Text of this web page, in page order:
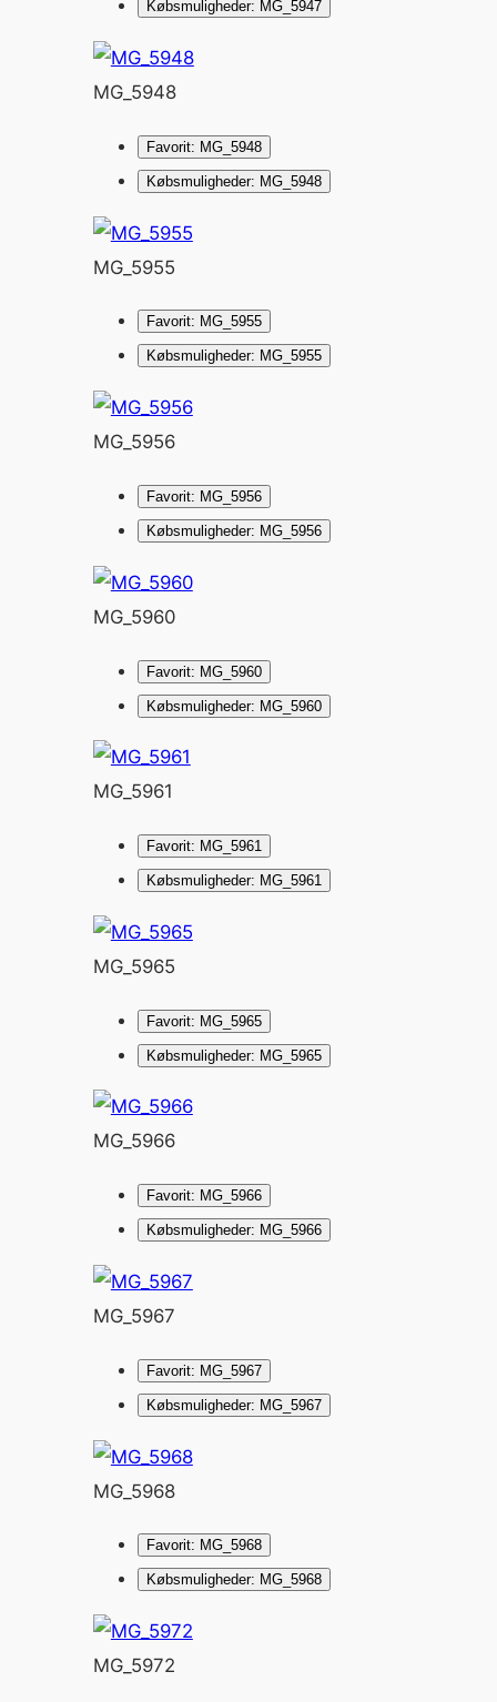
Købsmuligheder: MG_5947
MG_5948
Favorit: MG_5948
Købsmuligheder: MG_5948
MG_5955
Favorit: MG_5955
Købsmuligheder: MG_5955
MG_5956
Favorit: MG_5956
Købsmuligheder: MG_5956
MG_5960
Favorit: MG_5960
Købsmuligheder: MG_5960
MG_5961
Favorit: MG_5961
Købsmuligheder: MG_5961
MG_5965
Favorit: MG_5965
Købsmuligheder: MG_5965
MG_5966
Favorit: MG_5966
Købsmuligheder: MG_5966
MG_5967
Favorit: MG_5967
Købsmuligheder: MG_5967
MG_5968
Favorit: MG_5968
Købsmuligheder: MG_5968
MG_5972